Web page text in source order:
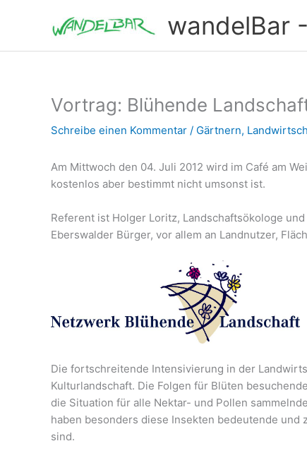
wandelBar
Vortrag: Blühende
Schreibe einen Kommentar / Gärtnern,
Am Mittwoch den 04. Juli 2012 wird im Café am
kostenlos aber bestimmt nicht umsonst ist.
Referent ist Holger Loritz, Landschaftsökologe
Eberswalder Bürger, vor allem an Landnutzer,
Die fortschreitende Intensivierung in der
Kulturlandschaft. Die Folgen für Blüten
die Situation für alle Nektar- und Pollen
haben besonders diese Insekten bedeutende
sind.